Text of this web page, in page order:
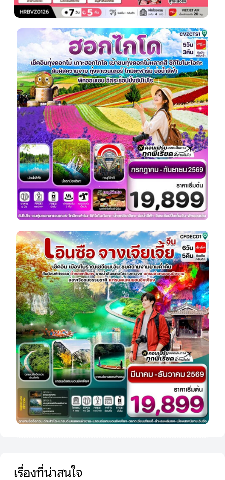
เรื่องที่น่าสนใจ